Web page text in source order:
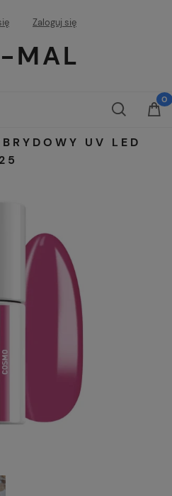
Zaloguj się
MAL
UV LED